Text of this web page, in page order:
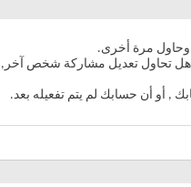
وحاول مرة أخرى.
هل تحاول تعديل مشاركة شخص آخر,
, أو أن حسابك لم يتم تفعيله بعد.